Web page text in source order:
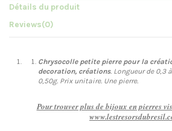
Détails du produit
Reviews(0)
Chrysocolle petite pierre pour la
decoration, créations. Longueur de 0,3
0,50g. Prix unitaire. Une pierre.
Pour trouver plus de bijoux en pierres